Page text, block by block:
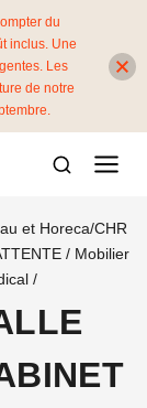
et Horeca/CHR
/ Mobilier
/
du
inclus. Une
Les
de notre